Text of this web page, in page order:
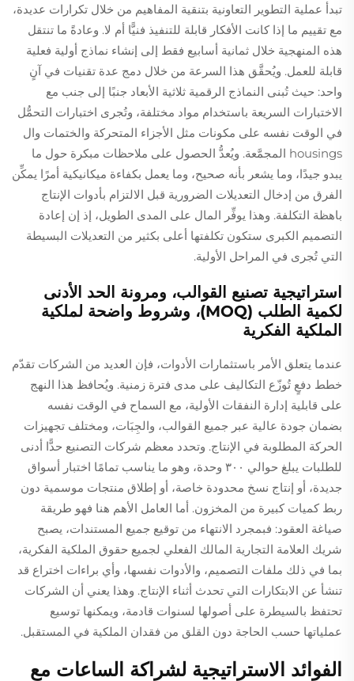
تبدأ عملية التطوير التعاونية بتنقية المفاهيم من خلال تكرارات عديدة،
مع تقييم ما إذا كانت الأفكار قابلة للتنفيذ فنيًّا أم لا. وعادةً ما تنتقل
هذه المنهجية خلال ثمانية أسابيع فقط إلى إنشاء نماذج أولية فعلية
قابلة للعمل. ويُحقَّق هذا السرعة من خلال دمج عدة تقنيات في آنٍ
واحد: حيث تُبنى النماذج الرقمية ثلاثية الأبعاد جنبًا إلى جنب مع
الاختبارات السريعة باستخدام مواد مختلفة، وتُجرى اختبارات التحمُّل
في الوقت نفسه على مكونات مثل الأجزاء المتحركة والختمات وال
housings المجمَّعة. ويُعدُّ الحصول على ملاحظات مبكرة حول ما
يبدو جيدًا، وما يشعر بأنه صحيح، وما يعمل بكفاءة ميكانيكية أمرًا يمكِّن
الفرق من إدخال التعديلات الضرورية قبل الالتزام بأدوات الإنتاج
باهظة التكلفة. وهذا يوفِّر المال على المدى الطويل، إذ إن إعادة
التصميم الكبرى ستكون تكلفتها أعلى بكثير من التعديلات البسيطة
التي تُجرى في المراحل الأولية.
استراتيجية تصنيع القوالب، ومرونة الحد الأدنى
لكمية الطلب (MOQ)، وشروط واضحة لملكية
الملكية الفكرية
عندما يتعلق الأمر باستثمارات الأدوات، فإن العديد من الشركات تقدّم
خطط دفعٍ تُوزّع التكاليف على مدى فترة زمنية. ويُحافظ هذا النهج
على قابلية إدارة النفقات الأولية، مع السماح في الوقت نفسه
بضمان جودة عالية عبر جميع القوالب، والجِبَات، ومختلف تجهيزات
الحركة المطلوبة في الإنتاج. وتحدد معظم شركات التصنيع حدًّا أدنى
للطلبات يبلغ حوالي ٣٠٠ وحدة، وهو ما يناسب تمامًا اختبار أسواق
جديدة، أو إنتاج نسخ محدودة خاصة، أو إطلاق منتجات موسمية دون
ربط كميات كبيرة من المخزون. أما العامل الأهم هنا فهو طريقة
صياغة العقود: فبمجرد الانتهاء من توقيع جميع المستندات، يصبح
شريك العلامة التجارية المالك الفعلي لجميع حقوق الملكية الفكرية،
بما في ذلك ملفات التصميم، والأدوات نفسها، وأي براءات اختراع قد
تنشأ عن الابتكارات التي تحدث أثناء الإنتاج. وهذا يعني أن الشركات
تحتفظ بالسيطرة على أصولها لسنوات قادمة، ويمكنها توسيع
عملياتها حسب الحاجة دون القلق من فقدان الملكية في المستقبل.
الفوائد الاستراتيجية لشراكة الساعات مع